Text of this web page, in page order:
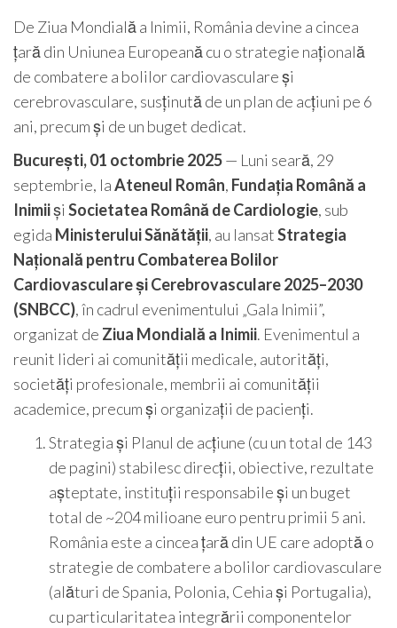
De Ziua Mondială a Inimii, România devine a cincea
țară din Uniunea Europeană cu o strategie națională
de combatere a bolilor cardiovasculare și
cerebrovasculare, susținută de un plan de acțiuni pe 6
ani, precum și de un buget dedicat.
București, 01 octombrie 2025— Luni seară, 29
septembrie, laAteneul Român, Fundația Română a
Inimiiși Societatea Română de Cardiologie, sub
egida Ministerului Sănătății, au lansatStrategia
Națională pentru Combaterea Bolilor
Cardiovasculare și Cerebrovasculare 2025–2030
(SNBCC), în cadrul evenimentului „Gala Inimii”,
organizat de Ziua Mondială a Inimii. Evenimentul a
reunit lideri ai comunității medicale, autorități,
societăți profesionale, membrii ai comunității
academice, precum și organizații de pacienți.
Strategia și Planul de acțiune (cu un total de 143
de pagini) stabilesc direcții, obiective, rezultate
așteptate, instituții responsabile și un buget
total de ~204 milioane euro pentru primii 5 ani.
România este a cincea țară din UE care adoptă o
strategie de combatere a bolilor cardiovasculare
(alături de Spania, Polonia, Cehia și Portugalia),
cu particularitatea integrării componentelor